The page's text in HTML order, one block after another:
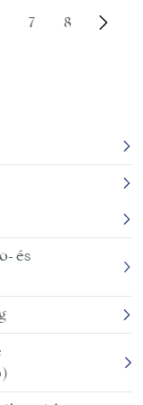
7 8
és